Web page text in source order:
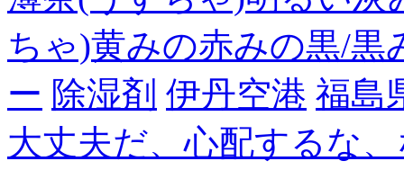
ちゃ)黄みの赤みの黒/黒
ー 除湿剤 伊丹空港 福島
大丈夫だ、心配するな